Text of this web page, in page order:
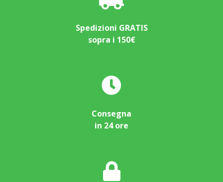
Spedizioni GRATIS
sopra i 150€
Consegna
in 24 ore